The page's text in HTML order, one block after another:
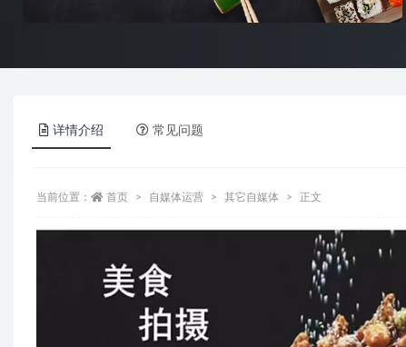
详情介绍 常见问题
当前位置： 首页 自媒体运营 其它自媒体 正文